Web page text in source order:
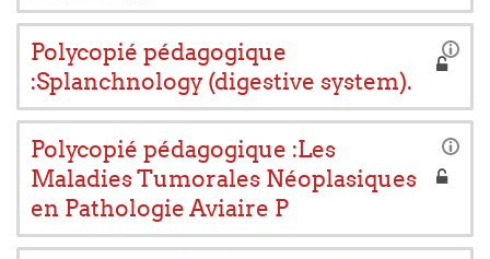
Polycopié pédagogique
:Splanchnology (digestive system).
Polycopié pédagogique :Les
Maladies Tumorales Néoplasiques
en Pathologie Aviaire P